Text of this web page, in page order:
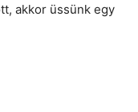
akkor üssünk egy